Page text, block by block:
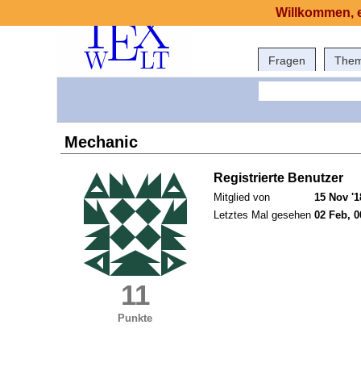
Fragen
Mechanic
11
Punkte
Registrierte Benutzer
Mitglied von
15 Nov
Letztes Mal gesehen 02 Feb,
Willkommen,